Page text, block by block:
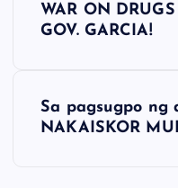
WAR ON
GOV. GARCIA!
Sa pagsugpo ng
NAKAISKOR